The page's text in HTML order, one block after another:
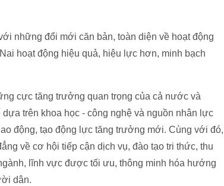
những đổi mới căn bản, toàn diện về hoạt động
hoạt động hiệu quả, hiệu lực hơn, minh bạch
cực tăng trưởng quan trọng của cả nước và
trên khoa học - công nghệ và nguồn nhân lực
động, tạo động lực tăng trưởng mới. Cùng với đó,
về cơ hội tiếp cận dịch vụ, đào tạo tri thức, thu
lĩnh vực được tối ưu, thông minh hóa hướng
dân.